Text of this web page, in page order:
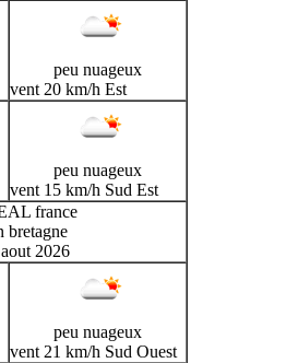
peu nuageux
vent 20 km/h Est
peu nuageux
vent 15 km/h Sud Est
france
bretagne
2026
peu nuageux
vent 21 km/h Sud Ouest